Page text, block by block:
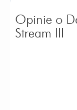
Opinie o
Stream III